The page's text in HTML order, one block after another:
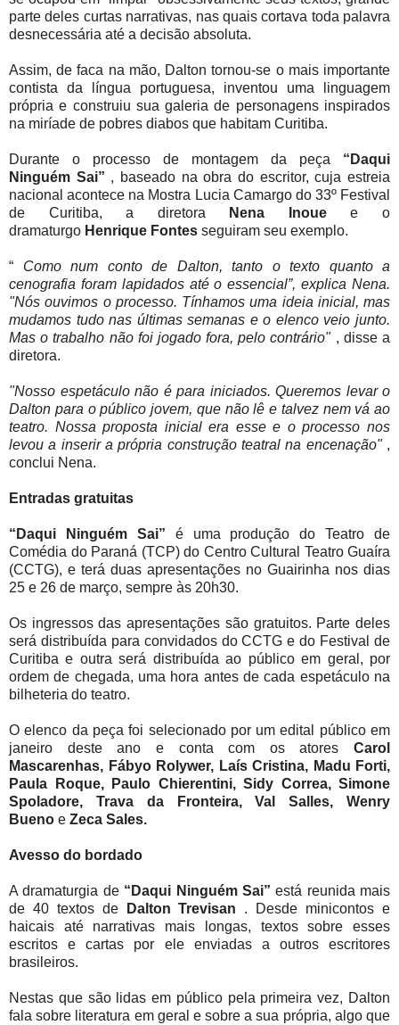
parte deles curtas narrativas, nas quais cortava toda palavra
desnecessária até a decisão absoluta.
Assim, de faca na mão, Dalton tornou-se o mais importante
contista da língua portuguesa, inventou uma linguagem
própria e construiu sua galeria de personagens inspirados
na miríade de pobres diabos que habitam Curitiba.
Durante o processo de montagem da peça “Daqui
Ninguém Sai” , baseado na obra do escritor, cuja estreia
nacional acontece na Mostra Lucia Camargo do 33º Festival
de Curitiba, a diretora
Nena Inouee o
dramaturgo Henrique Fontes seguiram seu exemplo.
“ Como num conto de Dalton, tanto o texto quanto a
cenografia foram lapidados até o essencial”, explica Nena.
"Nós ouvimos o processo. Tínhamos uma ideia inicial, mas
mudamos tudo nas últimas semanas e o elenco veio junto.
Mas o trabalho não foi jogado fora, pelo contrário", disse a
diretora.
"Nosso espetáculo não é para iniciados. Queremos levar o
Dalton para o público jovem, que não lê e talvez nem vá ao
teatro. Nossa proposta inicial era esse e o processo nos
levou a inserir a própria construção teatral na encenação",
conclui Nena.
Entradas gratuitas
“Daqui Ninguém Sai” é uma produção do Teatro de
Comédia do Paraná (TCP) do Centro Cultural Teatro Guaíra
(CCTG), e terá duas apresentações no Guairinha nos dias
25 e 26 de março, sempre às 20h30.
Os ingressos das apresentações são gratuitos. Parte deles
será distribuída para convidados do CCTG e do Festival de
Curitiba e outra será distribuída ao público em geral, por
ordem de chegada, uma hora antes de cada espetáculo na
bilheteria do teatro.
O elenco da peça foi selecionado por um edital público em
janeiro deste ano e conta com os atores Carol
Mascarenhas, Fábyo Rolywer, Laís Cristina, Madu Forti,
Paula Roque, Paulo Chierentini, Sidy Correa, Simone
Spoladore, Trava da Fronteira, Val Salles, Wenry
Bueno e Zeca Sales.
Avesso do bordado
A dramaturgia de “Daqui Ninguém Sai” está reunida mais
de 40 textos de
Dalton Trevisan . Desde minicontos e
haicais até narrativas mais longas, textos sobre esses
escritos e cartas por ele enviadas a outros escritores
brasileiros.
Nestas que são lidas em público pela primeira vez, Dalton
fala sobre literatura em geral e sobre a sua própria, algo que